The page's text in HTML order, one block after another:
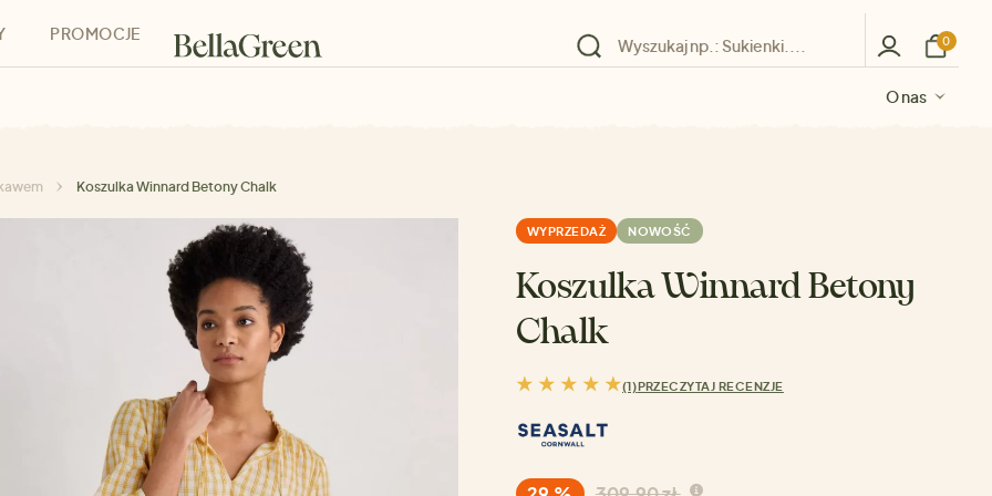
O nas
O nas
O nas
PROMOCJE
O nas
0
Koszulka Winnard Betony Chalk
WYPRZEDAŻ NOWOŚĆ
Koszulka Winnard Betony
Chalk
(1)PRZECZYTAJ RECENZJE